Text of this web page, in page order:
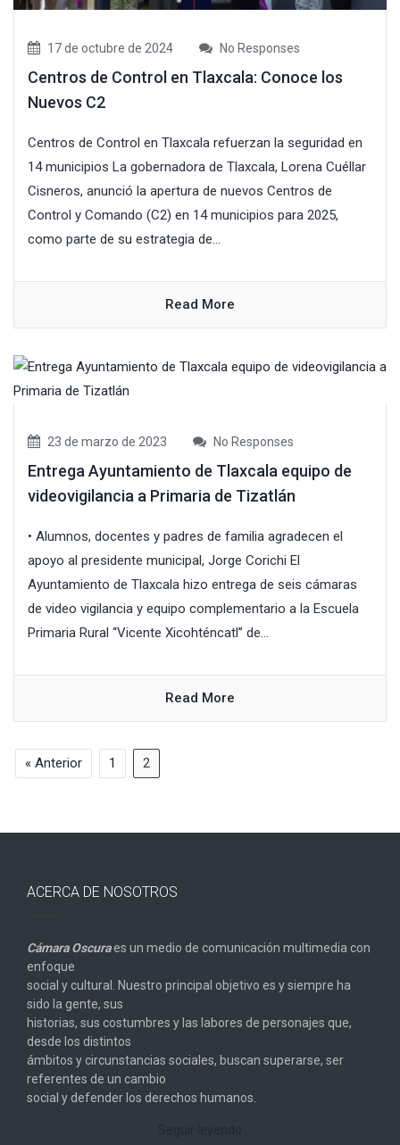
17 de octubre de 2024 No Responses
Centros de Control en Tlaxcala: Conoce los
Nuevos C2
Centros de Control en Tlaxcala refuerzan la seguridad en
14 municipios La gobernadora de Tlaxcala, Lorena Cuéllar
Cisneros, anunció la apertura de nuevos Centros de
Control y Comando (C2) en 14 municipios para 2025,
como parte de su estrategia de...
Read More
23 de marzo de 2023 No Responses
Entrega Ayuntamiento de Tlaxcala equipo de
videovigilancia a Primaria de Tizatlán
• Alumnos, docentes y padres de familia agradecen el
apoyo al presidente municipal, Jorge Corichi El
Ayuntamiento de Tlaxcala hizo entrega de seis cámaras
de video vigilancia y equipo complementario a la Escuela
Primaria Rural “Vicente Xicohténcatl” de...
Read More
« Anterior 1 2
ACERCA DE NOSOTROS
Cámara Oscuraes un medio de comunicación multimedia con
enfoque
social y cultural. Nuestro principal objetivo es y siempre ha
sido la gente, sus
historias, sus costumbres y las labores de personajes que,
desde los distintos
ámbitos y circunstancias sociales, buscan superarse, ser
referentes de un cambio
social y defender los derechos humanos.